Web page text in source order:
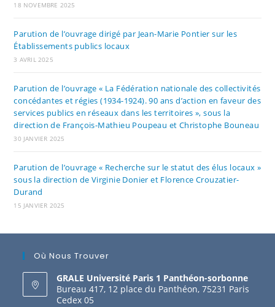
18 NOVEMBRE 2025
Parution de l’ouvrage dirigé par Jean-Marie Pontier sur les
Établissements publics locaux
3 AVRIL 2025
Parution de l’ouvrage « La Fédération nationale des collectivités
concédantes et régies (1934-1924). 90 ans d’action en faveur des
services publics en réseaux dans les territoires », sous la
direction de François-Mathieu Poupeau et Christophe Bouneau
30 JANVIER 2025
Parution de l’ouvrage « Recherche sur le statut des élus locaux »
sous la direction de Virginie Donier et Florence Crouzatier-
Durand
15 JANVIER 2025
Où Nous Trouver
GRALE Université Paris 1 Panthéon-sorbonne
Bureau 417, 12 place du Panthéon, 75231 Paris
Cedex 05